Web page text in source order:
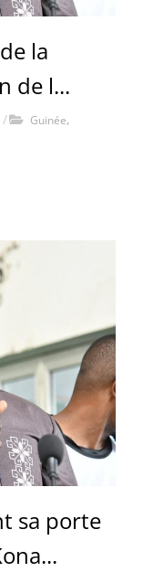
la
de l...
/ Guinée,
sa porte